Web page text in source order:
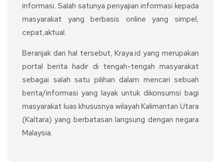
informasi. Salah satunya penyajian informasi kepada
masyarakat yang berbasis online yang simpel,
cepat,aktual.
Beranjak dari hal tersebut, Kraya.id yang merupakan
portal berita hadir di tengah-tengah masyarakat
sebagai salah satu pilihan dalam mencari sebuah
berita/informasi yang layak untuk dikonsumsi bagi
masyarakat luas khususnya wilayah Kalimantan Utara
(Kaltara) yang berbatasan langsung dengan negara
Malaysia.